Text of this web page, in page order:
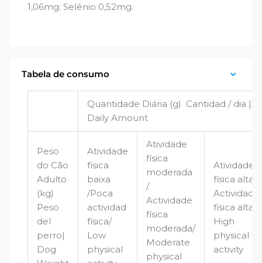
1,06mg; Selênio 0,52mg.
Tabela de consumo
Quantidade Diária (g) Cantidad / dia |
Daily Amount
Peso
do Cão
Adulto
(kg)
Peso
del
perro|
Dog
Atividade
física
baixa
/Poca
actividad
física/
Low
physical
Atividade
física
moderada
/
Actividade
física
moderada/
Moderate
physical
Atividade
física alta /
Actividade
física alta/
High
physical
activity